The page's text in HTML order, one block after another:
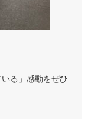
る」感動をぜひ